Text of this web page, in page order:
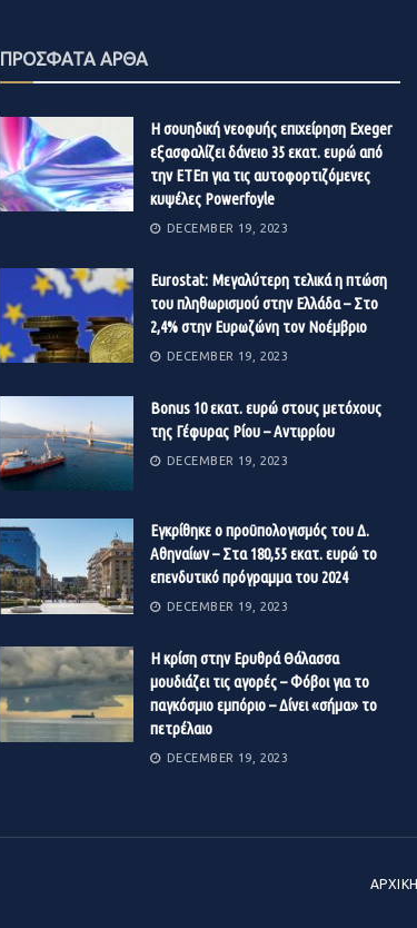
ΠΡΟΣΦΑΤΑ ΑΡΘΑ
Η σουηδική νεοφυής επιχείρηση Exeger
εξασφαλίζει δάνειο 35 εκατ. ευρώ από
την ΕΤΕπ για τις αυτοφορτιζόμενες
κυψέλες Powerfoyle
DECEMBER 19, 2023
Eurostat: Μεγαλύτερη τελικά η πτώση
του πληθωρισμού στην Ελλάδα – Στο
2,4% στην Ευρωζώνη τον Νοέμβριο
DECEMBER 19, 2023
Βonus 10 εκατ. ευρώ στους μετόχους
της Γέφυρας Ρίου – Αντιρρίου
DECEMBER 19, 2023
Εγκρίθηκε ο προϋπολογισμός του Δ.
Αθηναίων – Στα 180,55 εκατ. ευρώ το
επενδυτικό πρόγραμμα του 2024
DECEMBER 19, 2023
Η κρίση στην Ερυθρά Θάλασσα
μουδιάζει τις αγορές – Φόβοι για το
παγκόσμιο εμπόριο – Δίνει «σήμα» το
πετρέλαιο
DECEMBER 19, 2023
ΑΡΧΙΚΗ